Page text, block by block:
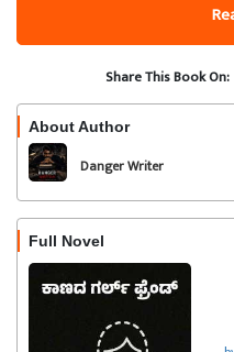
Share This Book On:
About Author
Danger Writer
Full Novel